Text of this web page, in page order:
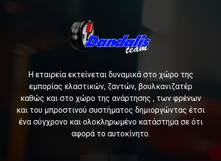
Η εταιρεία εκτείνεται δυναμικά στο χώρο της
εμπορίας ελαστικών, ζαντών, βουλκανιζατέρ
καθώς και στο χώρο της ανάρτησης , των φρένων
και του μπροστινού συστήματος δημιοργώντας έτσι
ένα σύγχρονο και ολοκληρωμένο κατάστημα σε ότι
αφορά το αυτοκίνητο.